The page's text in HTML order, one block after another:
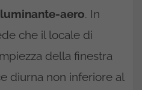
aero. In
che il locale di
della finestra
diurna non inferiore al